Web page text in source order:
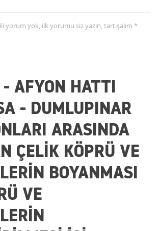
yorum yok, ilk yorumu siz yazın, tartışalım *
AFYON HATTI
- DUMLUPINAR
ARASINDA
ÇELİK KÖPRÜ VE
BOYANMASI
VE